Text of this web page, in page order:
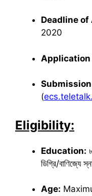
Deadline
2020
Application
(
Eligibility:
Education:
ডিগ্রি/বাণিজ্যে
Age: